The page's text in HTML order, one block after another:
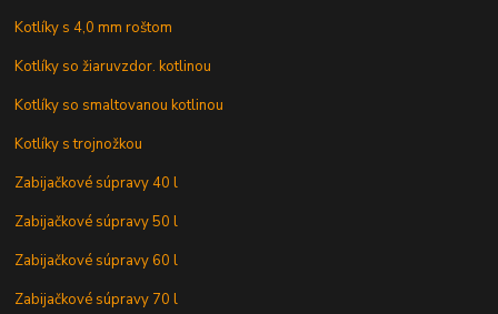
Kotlíky s 4,0 mm roštom
Kotlíky so žiaruvzdor. kotlinou
Kotlíky so smaltovanou kotlinou
Kotlíky s trojnožkou
Zabijačkové súpravy 40 l
Zabijačkové súpravy 50 l
Zabijačkové súpravy 60 l
Zabijačkové súpravy 70 l